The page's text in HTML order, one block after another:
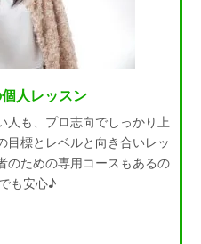
人レッスン
人も、プロ志向でしっかり上
目標とレベルと向き合いレッ
のための専用コースもあるの
も安心♪